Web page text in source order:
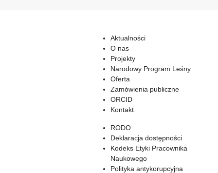
Aktualności
O nas
Projekty
Narodowy Program Leśny
Oferta
Zamówienia publiczne
ORCID
Kontakt
RODO
Deklaracja dostępności
Kodeks Etyki Pracownika
Naukowego
Polityka antykorupcyjna